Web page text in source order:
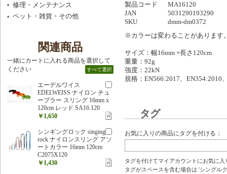
製品コード
MA16120
JAN
5031290193290
SKU
dmm-dm0372
※カラーは変わることがあります
サイズ：幅16mm ×長さ120cm
重量：92g
強度：22kN
規格：EN566:2017、EN354:2010
タグ
お気に入りの商品にタグを付ける：
タグを付けてマイアカウントにお気に
タグがスペースを含む場合は 'シングル
修理・メンテナンス
ペット・雑貨・その他
関連商品
一緒にカートに入れる商品を選択して
ください
すべて選択
エーデルワイス
EDELWEISS ナイロン チュ
ーブラー スリング 16mm x
120cm レッド SA16.120
￥1,650
シンギングロック singing
rock ナイロンスリング アソ
ートカラー 16mm 120cm
C2075X120
￥1,430